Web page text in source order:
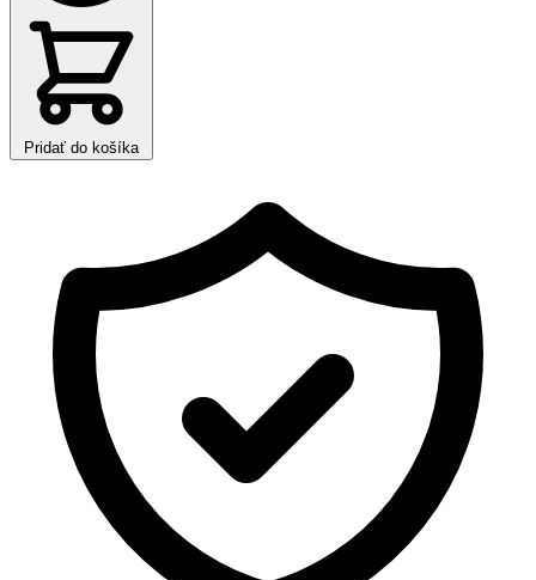
Pridať do košíka